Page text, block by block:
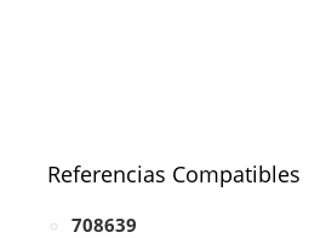
Referencias Compatibles
708639